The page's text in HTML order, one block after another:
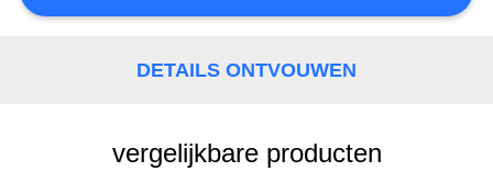
DETAILS ONTVOUWEN
vergelijkbare producten